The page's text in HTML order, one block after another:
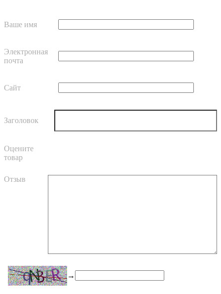
Ваше имя
Электронная
почта
Сайт
Заголовок
Оцените
товар
Отзыв
→